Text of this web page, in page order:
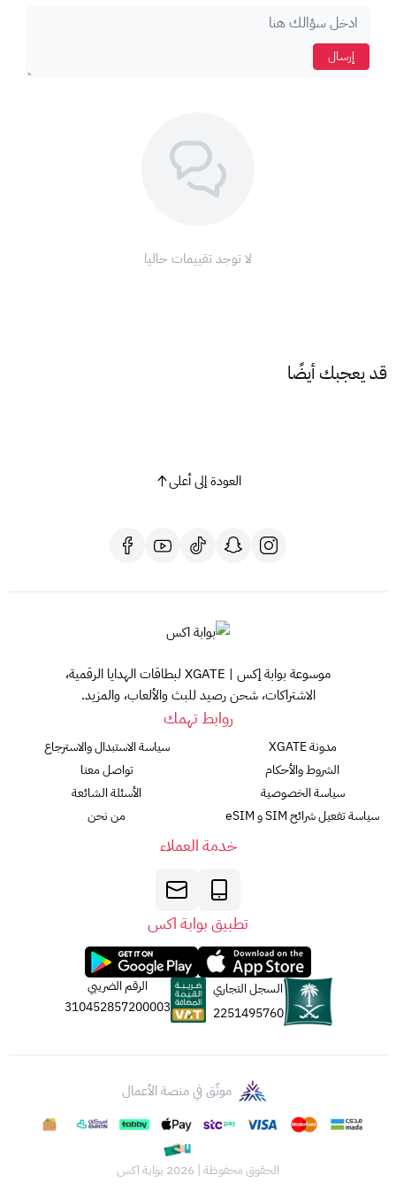
شروط وأحكام:
صالحة فقط لخدمة نتفلكس في المملكة العربية السعودية.
غير قابلة للاسترداد أو الاستبدال نقدًا.
#نتفلكس #أفلام #مسلسلات #ترفيه #اشتراك #بطاقات_هدايا
إرسال
لا توجد تقييمات حاليا
قد يعجبك أيضًا
العودة إلى أعلى
موسوعة بوابة إكس | XGATE لبطاقات الهدايا الرقمية،
الاشتراكات، شحن رصيد للبث والألعاب، والمزيد.
روابط تهمك
مدونة XGATE
الشروط والأحكام
سياسة الخصوصية
سياسة تفعيل شرائح SIM و eSIM
سياسة الاستبدال والاسترجاع
تواصل معنا
الأسئلة الشائعة
من نحن
خدمة العملاء
تطبيق بوابة اكس
السجل التجاري
2251495760
الرقم الضريبي
310452857200003
موثّق في منصة الأعمال
الحقوق محفوظة | 2026 بوابة اكس